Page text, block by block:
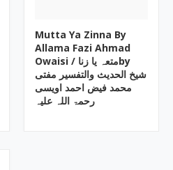
Mutta Ya Zinna By
Allama Fazi Ahmad
Owaisi ‎/ متعہ یا زناby
محمد فیض احمد اویسی
رحمۃ اللہ علیہ